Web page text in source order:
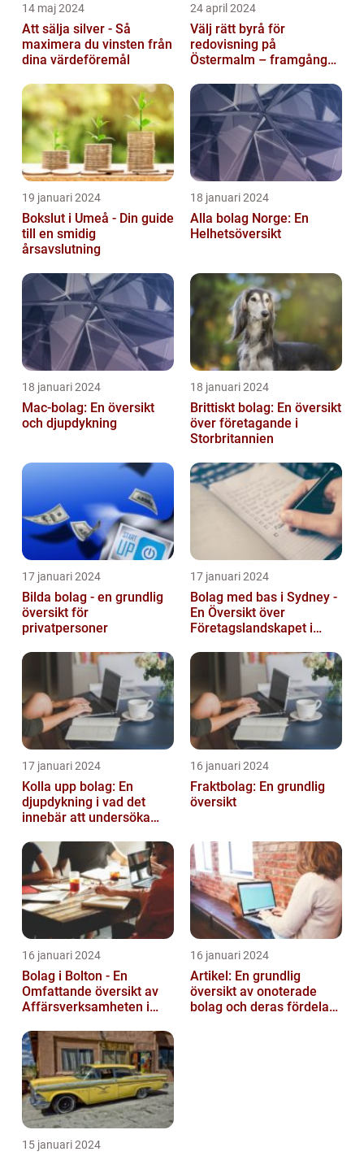
14 maj 2024
Att sälja silver - Så
maximera du vinsten från
dina värdeföremål
24 april 2024
Välj rätt byrå för
redovisning på
Östermalm – framgång
19 januari 2024
Bokslut i Umeå - Din guide
till en smidig
årsavslutning
18 januari 2024
Alla bolag Norge: En
Helhetsöversikt
18 januari 2024
Mac-bolag: En översikt
och djupdykning
18 januari 2024
Brittiskt bolag: En översikt
över företagande i
Storbritannien
17 januari 2024
Bilda bolag - en grundlig
översikt för
privatpersoner
17 januari 2024
Bolag med bas i Sydney -
En Översikt över
Företagslandskapet i
17 januari 2024
Kolla upp bolag: En
djupdykning i vad det
innebär att undersöka
16 januari 2024
Fraktbolag: En grundlig
översikt
16 januari 2024
Bolag i Bolton - En
Omfattande översikt av
Affärsverksamheten i
16 januari 2024
Artikel: En grundlig
översikt av onoterade
bolag och deras fördelar
15 januari 2024